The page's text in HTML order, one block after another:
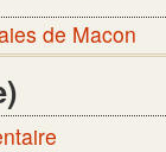
de Macon